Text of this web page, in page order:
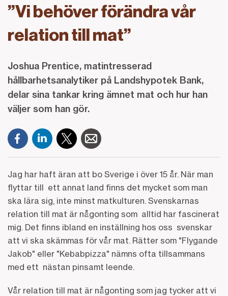
”Vi behöver förändra vår
relation till mat”
Joshua Prentice, matintresserad
hållbarhetsanalytiker på Landshypotek Bank,
delar sina tankar kring ämnet mat och hur han
väljer som han gör.
Jag har haft äran att bo Sverige i över 15 år. När man
flyttar till ett annat land finns det mycket som man
ska lära sig, inte minst matkulturen. Svenskarnas
relation till mat är någonting som alltid har fascinerat
mig. Det finns ibland en inställning hos oss svenskar
att vi ska skämmas för vår mat. Rätter som "Flygande
Jakob" eller "Kebabpizza" nämns ofta tillsammans
med ett nästan pinsamt leende.
Vår relation till mat är någonting som jag tycker att vi